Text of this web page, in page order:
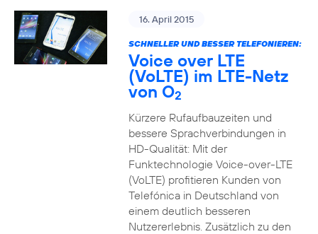
16. April 2015
SCHNELLER UND BESSER TELEFONIEREN:
Voice over LTE
(VoLTE) im LTE-Netz
von O2
Kürzere Rufaufbauzeiten und
bessere Sprachverbindungen in
HD-Qualität: Mit der
Funktechnologie Voice-over-LTE
(VoLTE) profitieren Kunden von
Telefónica in Deutschland von
einem deutlich besseren
Nutzererlebnis. Zusätzlich zu den